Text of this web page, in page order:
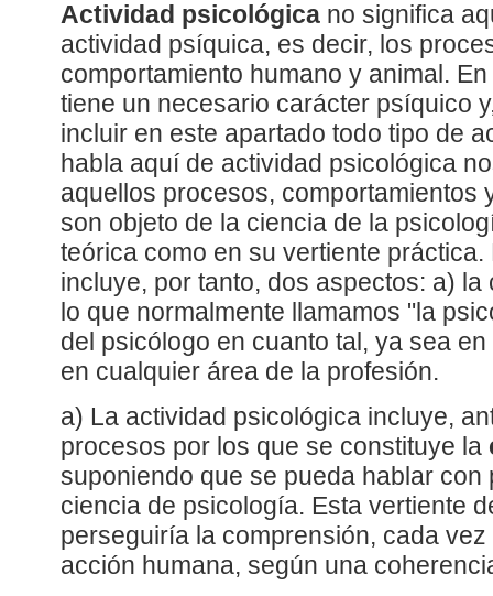
Actividad psicológica no significa
actividad psíquica, es decir, los
comportamiento humano y animal.
tiene un necesario carácter psíquico
incluir en este apartado todo tipo de
habla aquí de actividad psicológica
aquellos procesos, comportamientos
son objeto de la ciencia de la
teórica como en su vertiente
incluye, por tanto, dos aspectos: a)
lo que normalmente llamamos "la
del psicólogo en cuanto tal, ya sea
en cualquier área de la profesión.
a) La actividad psicológica incluye,
procesos por los que se constituye la
suponiendo que se pueda hablar con
ciencia de psicología. Esta vertiente
perseguiría la comprensión, cada
acción humana, según una